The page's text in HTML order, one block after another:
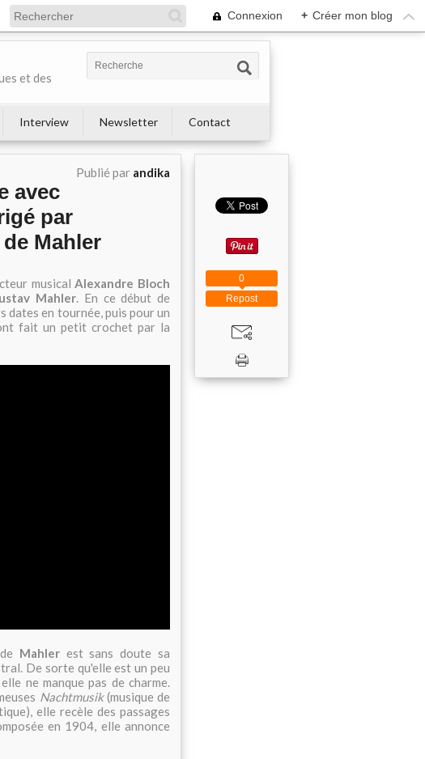
Connexion + Créer mon blog
et des
Interview Newsletter Contact
Publié par andika
avec
par
Mahler
musicalAlexandre Bloch
Mahler. En ce début de
dates en tournée, puis pour un
fait un petit crochet par la
de Mahler est sans doute sa
De sorte qu'elle est un peu
ne manque pas de charme.
Nachtmusik(musique de
elle recèle des passages
en 1904, elle annonce
Repost
0